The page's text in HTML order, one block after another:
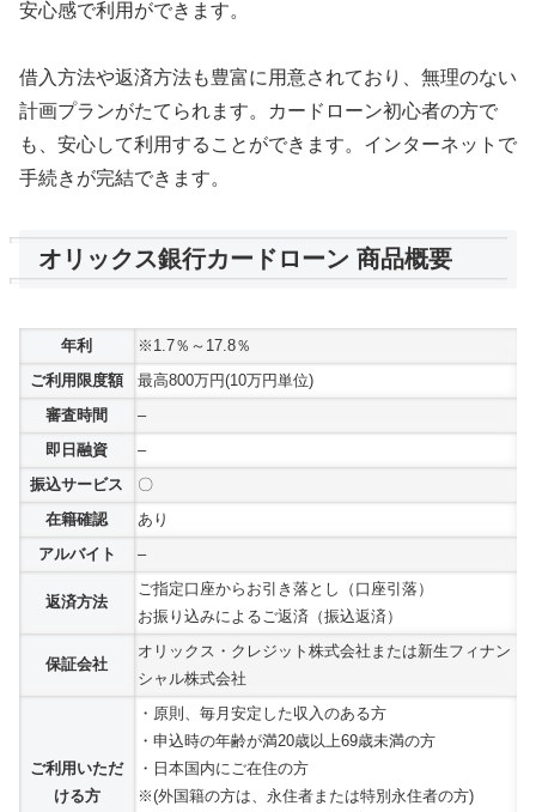
安心感で利用ができます。
借入方法や返済方法も豊富に用意されており、無理のない
計画プランがたてられます。カードローン初心者の方で
も、安心して利用することができます。インターネットで
手続きが完結できます。
オリックス銀行カードローン 商品概要
年利
※1.7％～17.8％
ご利用限度額
最高800万円(10万円単位)
審査時間
–
即日融資
–
振込サービス
〇
在籍確認
あり
アルバイト
–
返済方法
ご指定口座からお引き落とし（口座引落）
お振り込みによるご返済（振込返済）
保証会社
オリックス・クレジット株式会社または新生フィナン
シャル株式会社
ご利用いただ
ける方
・原則、毎月安定した収入のある方
・申込時の年齢が満20歳以上69歳未満の方
・日本国内にご在住の方
※(外国籍の方は、永住者または特別永住者の方)